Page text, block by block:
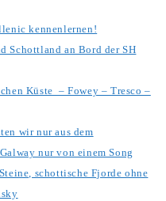
kennenlernen!
Schottland an Bord der SH
Küste – Fowey – Tresco –
wir nur aus dem
nur von einem Song
schottische Fjorde ohne